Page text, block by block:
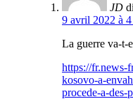
JD
9 avril 2022 à
La guerre va-t-
https://fr.news-
kosovo-a-
procede-a-des-